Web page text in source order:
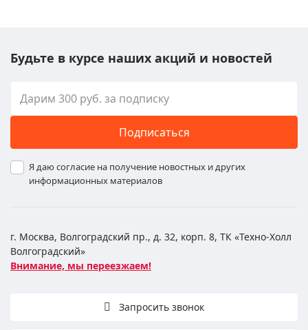
Будьте в курсе наших акций и новостей
Подписаться
Я даю согласие на получение новостных и других
информационных материалов
г. Москва, Волгоградский пр., д. 32, корп. 8, ТК «Техно-Холл
Волгоградский»
Внимание, мы переезжаем!
Запросить звонок